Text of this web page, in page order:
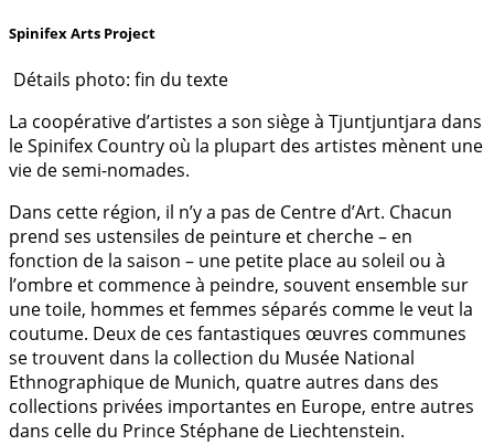
Spinifex Arts Project
Détails photo: fin du texte
La coopérative d’artistes a son siège à Tjuntjuntjara dans
le Spinifex Country où la plupart des artistes mènent une
vie de semi-nomades.
Dans cette région, il n’y a pas de Centre d’Art. Chacun
prend ses ustensiles de peinture et cherche – en
fonction de la saison – une petite place au soleil ou à
l’ombre et commence à peindre, souvent ensemble sur
une toile, hommes et femmes séparés comme le veut la
coutume. Deux de ces fantastiques œuvres communes
se trouvent dans la collection du Musée National
Ethnographique de Munich, quatre autres dans des
collections privées importantes en Europe, entre autres
dans celle du Prince Stéphane de Liechtenstein.